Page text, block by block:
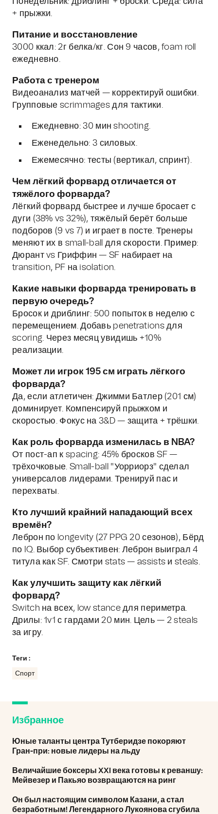
+ прыжки.
Питание и восстановление
3000 ккал: 2г белка/кг. Сон 9 часов, foam roll
ежедневно.
Работа с тренером
Видеоанализ матчей — корректируй ошибки.
Групповые scrimmages для тактики.
Ежедневно: 30 мин shooting.
Еженедельно: 3 силовых.
Ежемесячно: тесты (вертикал, спринт).
Чем лёгкий форвард отличается от
тяжёлого форварда?
Лёгкий форвард быстрее и лучше бросает с
дуги (38% vs 32%), тяжёлый берёт больше
подборов (9 vs 7) и играет в посте. Тренеры
меняют их в small-ball для скорости. Пример:
Дюрант vs Гриффин — SF набирает на
transition, PF на isolation.
Какие навыки форварда тренировать в
первую очередь?
Бросок и дриблинг: 500 попыток в неделю с
перемещением. Добавь penetrations для
scoring. Через месяц увидишь +10%
реализации.
Может ли игрок 195 см играть лёгкого
форварда?
Да, если атлетичен: Джимми Батлер (201 см)
доминирует. Компенсируй прыжком и
скоростью. Фокус на 3&D — защита + трёшки.
Как роль форварда изменилась в NBA?
От пост-ап к spacing: 45% бросков SF —
трёхочковые. Small-ball "Уорриорз" сделал
универсалов лидерами. Тренируй пас и
перехваты.
Кто лучший крайний нападающий всех
времён?
Леброн по longevity (27 PPG 20 сезонов), Бёрд
по IQ. Выбор субъективен: Леброн выиграл 4
титула как SF. Смотри stats — assists и steals.
Как улучшить защиту как лёгкий
форвард?
Switch на всех, low stance для периметра.
Дрилы: 1v1 с гардами 20 мин. Цель — 2 steals
за игру.
Теги :
Спорт
Избранное
Юные таланты центра Тутберидзе покоряют
Гран-при: новые лидеры на льду
Величайшие боксеры XXI века готовы к реваншу:
Мейвезер и Пакьяо возвращаются на ринг
Он был настоящим символом Казани, а стал
безработным! Легендарного Лукоянова сгубила